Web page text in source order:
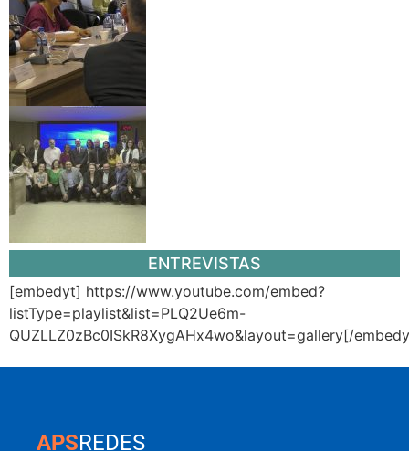
ENTREVISTAS
[embedyt] https://www.youtube.com/embed?
listType=playlist&list=PLQ2Ue6m-
QUZLLZ0zBc0ISkR8XygAHx4wo&layout=gallery[/
APSREDES